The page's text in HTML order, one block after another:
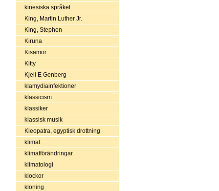
kinesiska språket
King, Martin Luther Jr.
King, Stephen
Kiruna
Kisamor
Kitty
Kjell E Genberg
klamydiainfektioner
klassicism
klassiker
klassisk musik
Kleopatra, egyptisk drottning
klimat
klimatförändringar
klimatologi
klockor
kloning